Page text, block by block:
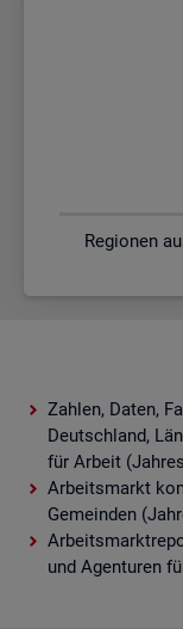
Regionen
Zahlen, Daten,
Deutschland,
für Arbeit
Arbeitsmarkt
Gemeinden
und Agenturen